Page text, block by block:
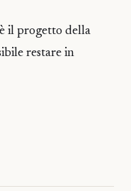
il progetto della
restare in